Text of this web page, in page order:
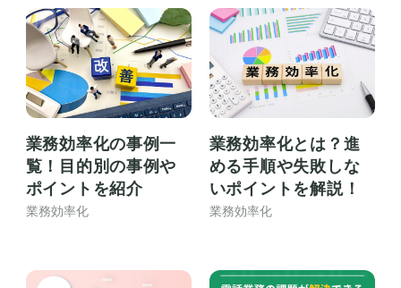
業務効率化の事例一
覧！目的別の事例や
ポイントを紹介
業務効率化
業務効率化とは？進
める手順や失敗しな
いポイントを解説！
業務効率化